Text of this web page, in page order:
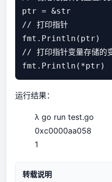
ptr = &str
// 打印指针
fmt.Println(ptr)
// 打印指针变量存储的
运行结果：
λ go run test.go
0xc0000aa058
1
转载说明